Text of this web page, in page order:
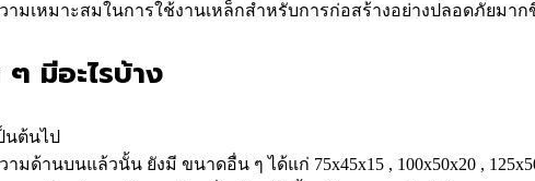
ามเหมาะสมในการใช้งานเหล็กสำหรับการก่อสร้างอย่างปลอดภัยม
มีอะไรบ้าง
นต้นไป
ด้านบนแล้วนั้น ยังมี ขนาดอื่น ๆ ได้แก่ 75x45x15 , 100x50x20 ,